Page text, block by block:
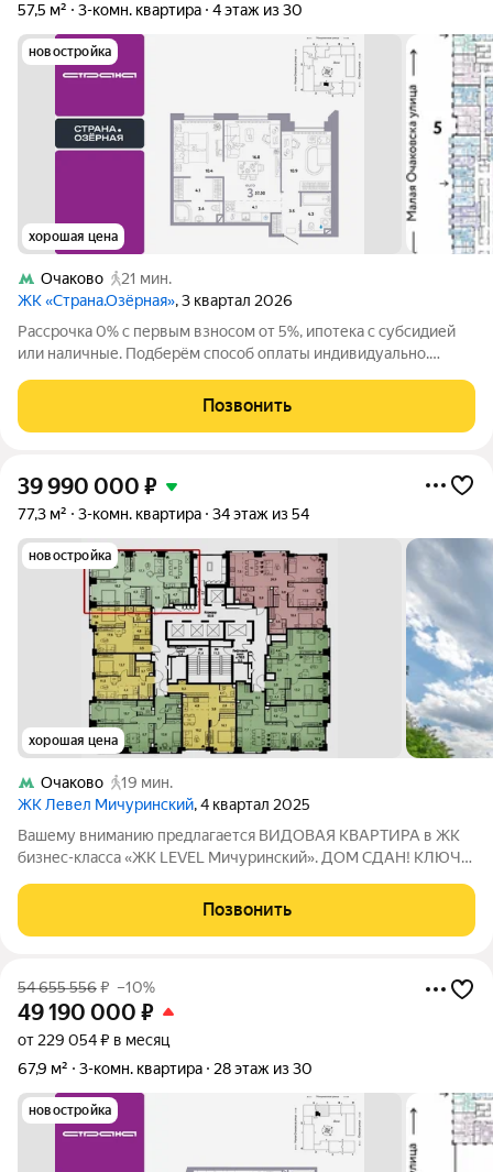
57,5 м²
3-комн. квартира 4 этаж из 30
новостройка
хорошая цена
Очаково
21 мин.
ЖК «Страна.Озёрная», 3 квартал 2026
Рассрочка 0% с первым взносом от 5%, ипотека с субсидией
или наличные. Подберём способ оплаты индивидуально.
Продается 3комнатная квартира на 4 этаже от застройщика
Страна Девелопмент.
Позвонить
39 990 000 ₽
77,3 м² 3-комн. квартира 34 этаж из 54
новостройка
хорошая цена
Очаково
19 мин.
ЖК Левел Мичуринский, 4 квартал 2025
Вашему вниманию предлагается ВИДОВАЯ КВАРТИРА в ЖК
бизнес-класса «ЖК LEVEL Мичуринский». ДОМ СДАН! КЛЮЧИ
адрес: г. Москва, улица Озерная, дом 1, корпус1; -
расположение: Квартира располагается на 34-м
Позвонить
54 655 556₽ –10%
49 190 000 ₽
от 229 054 ₽ в месяц
67,9 м²
3-комн. квартира 28 этаж из 30
новостройка